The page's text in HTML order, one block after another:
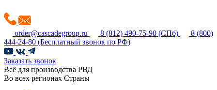
order@cascadegroup.ru 8 (812) 490-75-90 (СПб)
8 (800)
444-24-80 (Бесплатный звонок по РФ)
Заказать звонок
Всё для производства РВД
Во всех регионах Страны